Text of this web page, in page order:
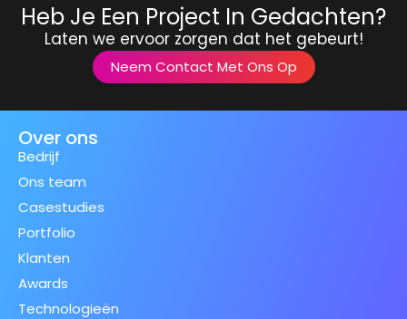
Heb Je Een Project In Gedachten?
Laten we ervoor zorgen dat het gebeurt!
Neem Contact Met Ons Op
Over ons
Bedrijf
Ons team
Casestudies
Portfolio
Klanten
Awards
Technologieën